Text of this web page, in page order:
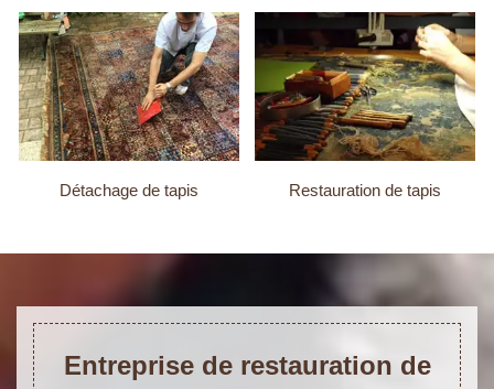
Détachage de tapis Restauration de tapis
Entreprise de restauration de